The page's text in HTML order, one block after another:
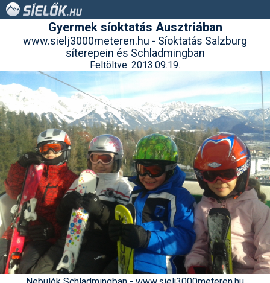
Gyermek síoktatás Ausztriában
www.sielj3000meteren.hu - Síoktatás Salzburg
síterepein és Schladmingban
Feltöltve: 2013.09.19.